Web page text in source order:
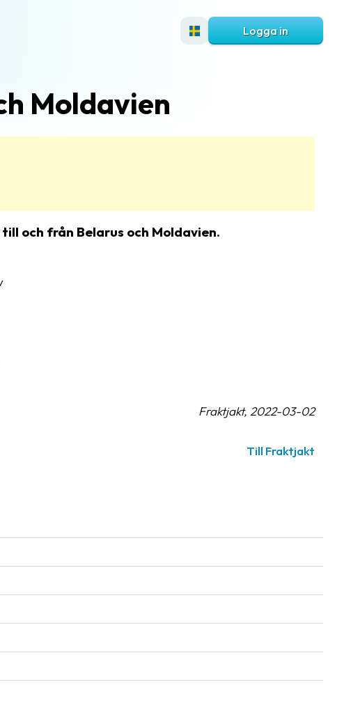
Logga in
Moldavien
och från Belarus och Moldavien.
Fraktjakt, 2022-03-02
Till Fraktjakt